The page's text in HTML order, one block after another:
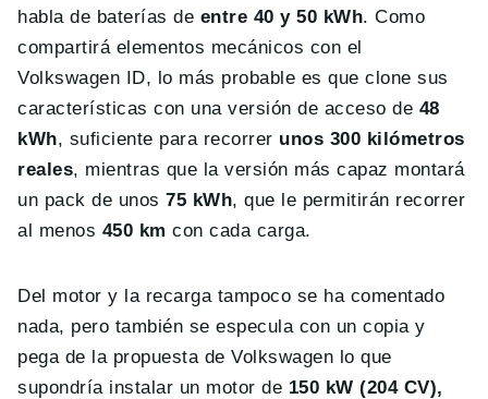
habla de baterías de entre 40 y 50 kWh. Como
compartirá elementos mecánicos con el
Volkswagen ID, lo más probable es que clone sus
características con una versión de acceso de 48
kWh, suficiente para recorrer unos 300 kilómetros
reales, mientras que la versión más capaz montará
un pack de unos 75 kWh, que le permitirán recorrer
al menos 450 km con cada carga.
Del motor y la recarga tampoco se ha comentado
nada, pero también se especula con un copia y
pega de la propuesta de Volkswagen lo que
supondría instalar un motor de 150 kW (204 CV),